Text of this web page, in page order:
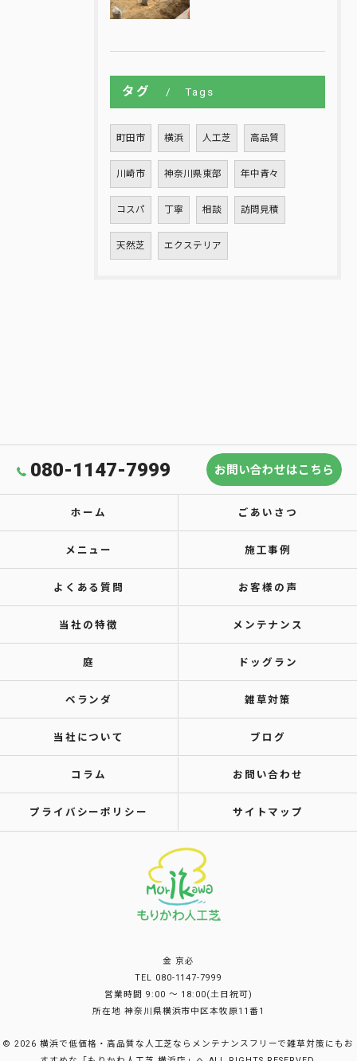
タグ Tags
町田市 横浜 人工芝 高品質
川崎市 神奈川県東部 年中青々
コスパ 丁寧 相談 訪問見積
天然芝 エクステリア
080-1147-7999 お問い合わせはこちら
ホーム ごあいさつ
メニュー 施工事例
よくある質問 お客様の声
当社の特徴 メンテナンス
庭 ドッグラン
ベランダ 雑草対策
当社について ブログ
コラム お問い合わせ
プライバシーポリシー サイトマップ
金 京必
TEL 080-1147-7999
営業時間 9:00 〜 18:00(土日祝可)
所在地 神奈川県横浜市中区本牧原11番1
© 2026 横浜で低価格・高品質な人工芝ならメンテナンスフリーで雑草対策にもお